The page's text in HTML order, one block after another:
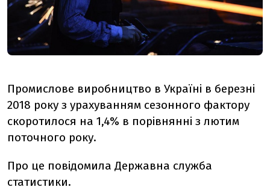
Промислове виробництво в Україні в березні
2018 року з урахуванням сезонного фактору
скоротилося на 1,4% в порівнянні з лютим
поточного року.
Про це повідомила Державна служба
статистики.